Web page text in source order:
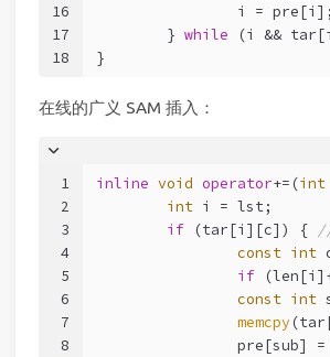
16
17
18
		i = pre[i];
	}
while (i &&
}
在线的广义 SAM 插入：
1
2
3
4
5
6
7
8
inline void operator+=(int
int i = lst;
if (tar[i][c]) {
const int
if
const int
memcpy
pre[sub]